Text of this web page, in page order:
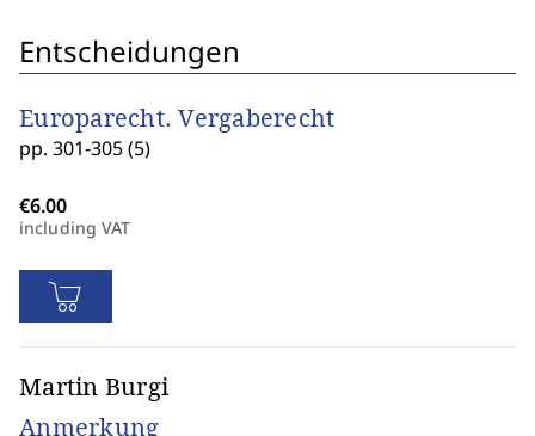
Entscheidungen
Europarecht. Vergaberecht
pp. 301-305 (5)
including VAT
Martin Burgi
Anmerkung